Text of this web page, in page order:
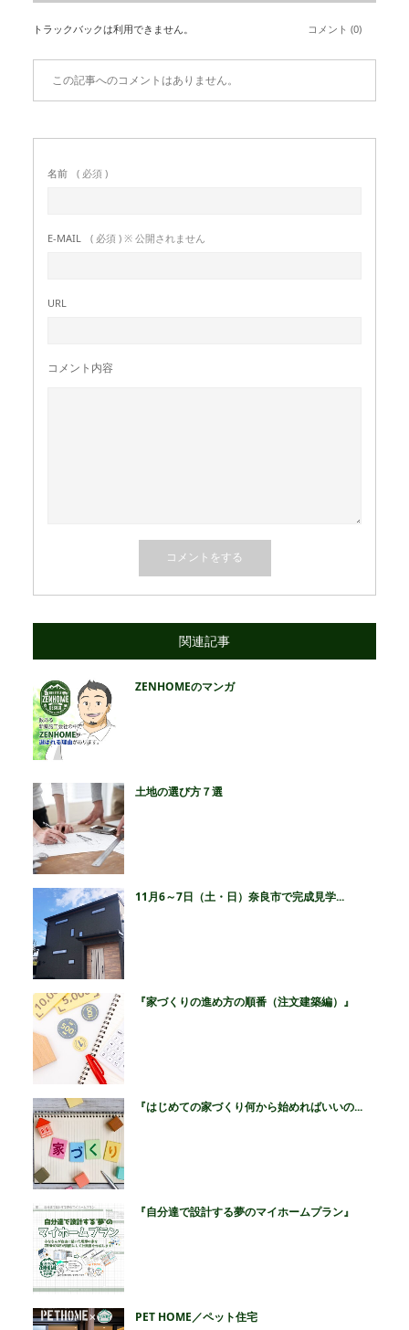
トラックバックは利用できません。 コメント (0)
この記事へのコメントはありません。
名前 ( 必須 )
E-MAIL ( 必須 ) ※ 公開されません
URL
コメント内容
関連記事
ZENHOMEのマンガ
土地の選び方７選
11月6～7日（土・日）奈良市で完成見学...
『家づくりの進め方の順番（注文建築編）』
『はじめての家づくり何から始めればいいの...
『自分達で設計する夢のマイホームプラン』
PET HOME／ペット住宅